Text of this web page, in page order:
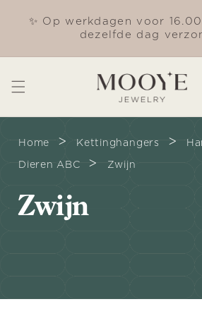
naar de
✨ Op werkdagen voor
dezelfde dag
Home > Kettinghangers >
Dieren ABC > Zwijn
C
Zwijn